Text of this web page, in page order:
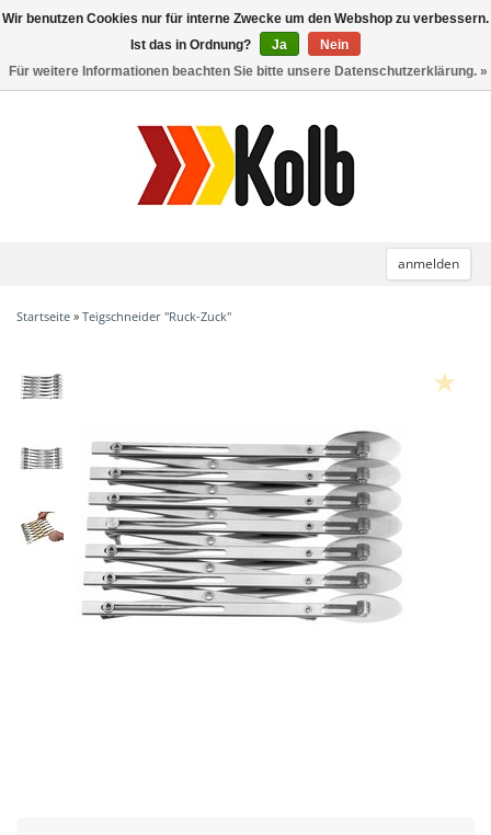
anmelden
Toggle
Startseite » Teigschneider "Ruck-Zuck"
Wir benutzen Cookies nur für interne Zwecke um den Webshop zu verbessern.
Ist das in Ordnung?
Ja
Nein
Für weitere Informationen beachten Sie bitte unsere Datenschutzerklärung. »